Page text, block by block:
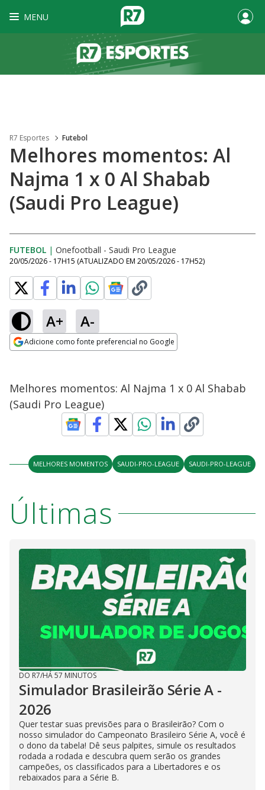
MENU
R7 Esportes Futebol
Melhores momentos: Al
Najma 1 x 0 Al Shabab
(Saudi Pro League)
FUTEBOL | Onefootball - Saudi Pro League
20/05/2026 - 17H15 (ATUALIZADO EM 20/05/2026 - 17H52)
A+ A-
Adicione como fonte preferencial no Google
Melhores momentos: Al Najma 1 x 0 Al Shabab
(Saudi Pro League)
MELHORES MOMENTOS SAUDI-PRO-LEAGUE SAUDI-PRO-LEAGUE
Últimas
DO R7/HÁ 57 MINUTOS
Simulador Brasileirão Série A -
2026
Quer testar suas previsões para o Brasileirão? Com o
nosso simulador do Campeonato Brasileiro Série A, você é
o dono da tabela! Dê seus palpites, simule os resultados
rodada a rodada e descubra quem serão os grandes
campeões, os classificados para a Libertadores e os
rebaixados para a Série B.